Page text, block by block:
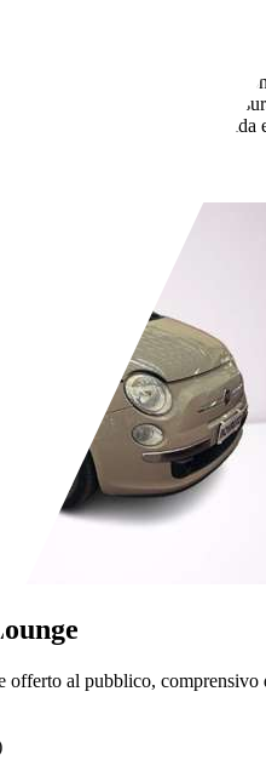
I dati di consumi ed
ed emissione di CO2
autovetture. Anche stile di
offerto al pubblico,